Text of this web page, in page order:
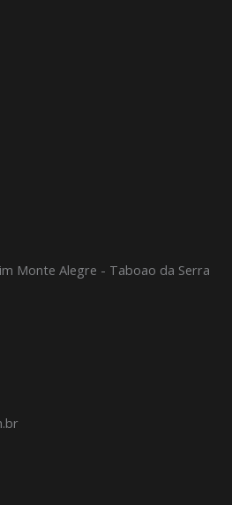
Monte Alegre - Taboao da Serra